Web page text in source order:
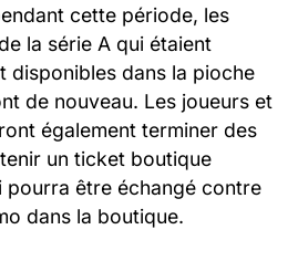
cette période, les
la série A qui étaient
disponibles dans la pioche
de nouveau. Les joueurs et
également terminer des
un ticket boutique
pourra être échangé contre
dans la boutique.